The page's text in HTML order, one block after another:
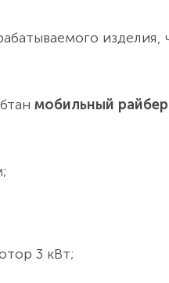
мобильный
3 кВт;